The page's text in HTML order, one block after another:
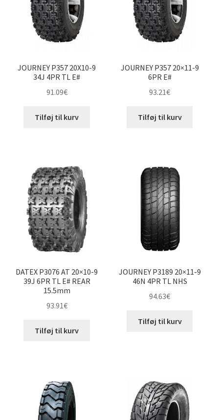
JOURNEY P357 20X10-9
34J 4PR TL E#
91.09€
Tilføj til kurv
JOURNEY P357 20×11-9
6PR E#
93.21€
Tilføj til kurv
DATEX P3076 AT 20×10-9
39J 6PR TL E# REAR
15.5mm
93.91€
Tilføj til kurv
JOURNEY P3189 20×11-9
46N 4PR TL NHS
94.63€
Tilføj til kurv